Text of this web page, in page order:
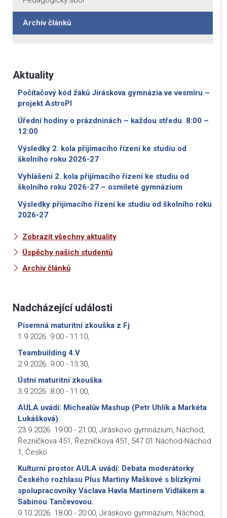
Archiv článků
Aktuality
Počítačový kód žáků Jiráskova gymnázia ve vesmíru –
projekt AstroPI
Úřední hodiny o prázdninách – každou středu 8:00 –
12:00
Výsledky 2. kola přijímacího řízení ke studiu od
školního roku 2026-27
Vyhlášení 2. kola přijímacího řízení ke studiu od
školního roku 2026-27 – osmileté gymnázium
Výsledky přijímacího řízení ke studiu od školního roku
2026-27
Zobrazit všechny aktuality
Úspěchy našich studentů
Archiv článků
Nadcházející události
Písemná maturitní zkouška z Fj
1.9.2026 9:00 - 11:10,
Teambuilding 4.V
2.9.2026 9:00 - 13:30,
Ústní maturitní zkouška
3.9.2026 8:00 - 11:00,
AULA uvádí: Michealův Mashup (Petr Uhlík a Markéta
Lukášková)
23.9.2026 19:00 - 21:00, Jiráskovo gymnázium, Náchod,
Řezníčkova 451, Řezníčkova 451, 547 01 Náchod-Náchod
1, Česko
Kulturní prostor AULA uvádí: Debata moderátorky
Českého rozhlasu Plus Martiny Maškové s blízkými
spolupracovníky Václava Havla Martinem Vidlákem a
Sabinou Tančevovou.
9.10.2026 18:00 - 20:00, Jiráskovo gymnázium, Náchod,